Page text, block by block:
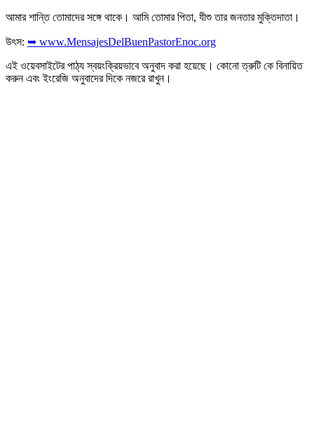
আমার শান্তি তোমাদের সঙ্গে থাকে। আমি তোমার পিতা, যীশু তার জনতার মুক্তিদাতা।
উৎস: ➥ www.MensajesDelBuenPastorEnoc.org
এই ওয়েবসাইটের পাঠ্য স্বয়ংক্রিয়ভাবে অনুবাদ করা হয়েছে। কোনো ত্রুটি কে বিনায়িত
করুন এবং ইংরেজি অনুবাদের দিকে নজরে রাখুন।